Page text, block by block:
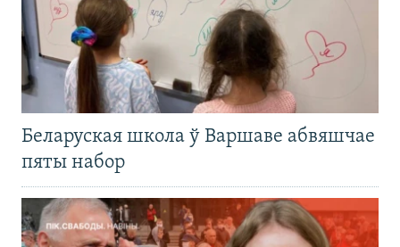
Беларуская школа ў Варшаве абвяшчае
пяты набор